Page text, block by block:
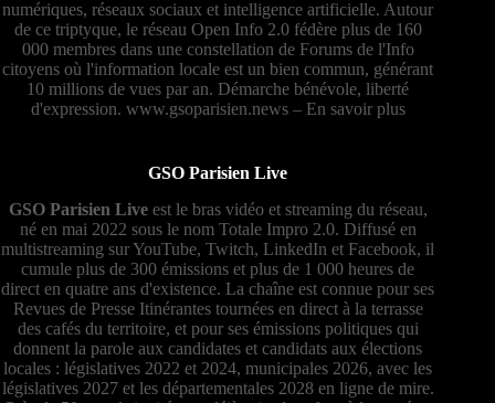
numériques, réseaux sociaux et intelligence artificielle. Autour
de ce triptyque, le réseau Open Info 2.0 fédère plus de 160
000 membres dans une constellation de Forums de l'Info
citoyens où l'information locale est un bien commun, générant
10 millions de vues par an. Démarche bénévole, liberté
d'expression. www.gsoparisien.news– En savoir plus
GSO Parisien Live
GSO Parisien Liveest le bras vidéo et streaming du réseau,
né en mai 2022 sous le nom Totale Impro 2.0. Diffusé en
multistreaming sur YouTube, Twitch, LinkedIn et Facebook, il
cumule plus de 300 émissions et plus de 1 000 heures de
direct en quatre ans d'existence. La chaîne est connue pour ses
Revues de Presse Itinérantes tournées en direct à la terrasse
des cafés du territoire, et pour ses émissions politiques qui
donnent la parole aux candidates et candidats aux élections
locales : législatives 2022 et 2024, municipales 2026, avec les
législatives 2027 et les départementales 2028 en ligne de mire.